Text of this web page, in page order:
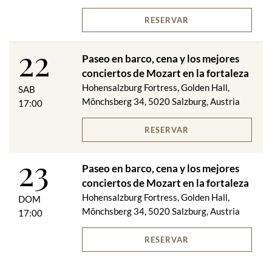
RESERVAR
22
SAB
17:00
Paseo en barco, cena y los mejores
conciertos de Mozart en la fortaleza
Hohensalzburg Fortress, Golden Hall,
Mönchsberg 34, 5020 Salzburg, Austria
RESERVAR
23
DOM
17:00
Paseo en barco, cena y los mejores
conciertos de Mozart en la fortaleza
Hohensalzburg Fortress, Golden Hall,
Mönchsberg 34, 5020 Salzburg, Austria
RESERVAR